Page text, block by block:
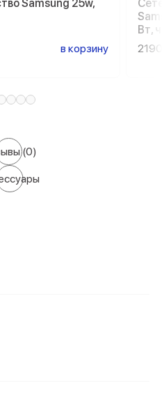
Samsung 25w,
в корзину
Вт,
(0)